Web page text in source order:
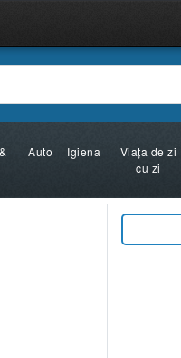
Auto Igiena
Viața de zi
cu zi